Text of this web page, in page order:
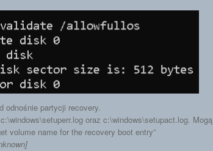
odnośnie partycji recovery.
oraz c:\windows\setupact.log. Mogą
volume name for the recovery boot entry”